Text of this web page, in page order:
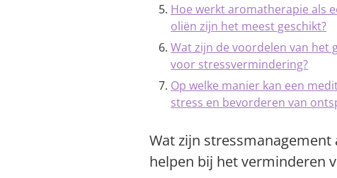
Hoe werkt aromatherapie als
oliën zijn het meest geschikt?
Wat zijn de voordelen van het
voor stressvermindering?
Op welke manier kan een
stress en bevorderen van
Wat zijn stressmanagement
helpen bij het verminderen